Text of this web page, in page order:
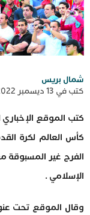
شمال بريس
كتب في 13 ديسمبر 2022 - 7:48 م
كتب الموقع
الفرح غير المسبوقة
الإسلامي .
وقال الموقع تحت